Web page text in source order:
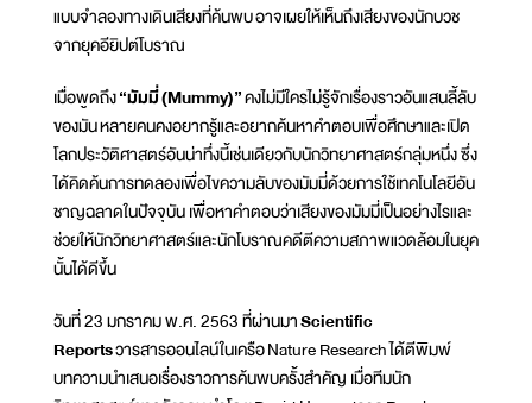
แบบจำลองทางเดินเสียงที่ค้นพบ อาจเผยให้เห็นถึงเสียงของนักบวช
จากยุคอียิปต์โบราณ
เมื่อพูดถึง“มัมมี่ (Mummy)”คงไม่มีใครไม่รู้จักเรื่องราวอันแสนลี้ลับ
ของมัน หลายคนคงอยากรู้และอยากค้นหาคำตอบเพื่อศึกษาและเปิด
โลกประวัติศาสตร์อันน่าทึ่งนี้เช่นเดียวกับนักวิทยาศาสตร์กลุ่มหนึ่ง ซึ่ง
ได้คิดค้นการทดลองเพื่อไขความลับของมัมมี่ด้วยการใช้เทคโนโลยีอัน
ชาญฉลาดในปัจจุบัน เพื่อหาคำตอบว่าเสียงของมัมมี่เป็นอย่างไรและ
ช่วยให้นักวิทยาศาสตร์และนักโบราณคดีตีความสภาพแวดล้อมในยุค
นั้นได้ดีขึ้น
วันที่ 23 มกราคม พ.ศ. 2563 ที่ผ่านมาScientific
Reportsวารสารออนไลน์ในเครือ Nature Research ได้ตีพิมพ์
บทความนำเสนอเรื่องราวการค้นพบครั้งสำคัญ เมื่อทีมนัก